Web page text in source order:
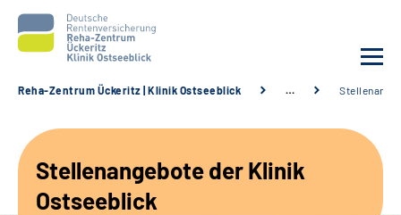
Unsere Angebote
Reha-Zentrum Ückeritz | Klinik Ostseeblick …
Stellenangebote der Klinik
Ostseeblick